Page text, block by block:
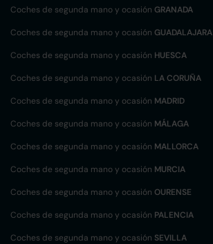
Coches de segunda mano y ocasión GRANADA
Coches de segunda mano y ocasión GUADALAJARA
Coches de segunda mano y ocasión HUESCA
Coches de segunda mano y ocasión LA CORUÑA
Coches de segunda mano y ocasión MADRID
Coches de segunda mano y ocasión MÁLAGA
Coches de segunda mano y ocasión MALLORCA
Coches de segunda mano y ocasión MURCIA
Coches de segunda mano y ocasión OURENSE
Coches de segunda mano y ocasión PALENCIA
Coches de segunda mano y ocasión SEVILLA